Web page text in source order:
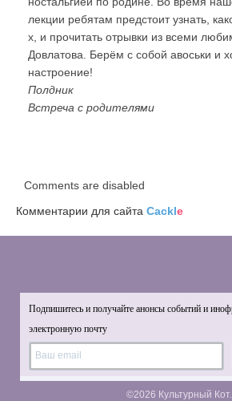
лекции ребятам предстоит узнать,
х, и прочитать отрывки из всеми
Довлатова. Берём с собой авоськи и
настроение!
Полдник
Встреча с родителями
Comments are disabled
Комментарии для сайта Cackle
Подпишитесь и получайте анонсы событий и
электронную почту
©2026 Культурный Кот.